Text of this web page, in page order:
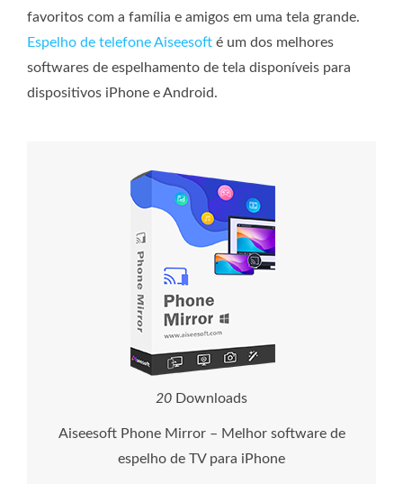
favoritos com a família e amigos em uma tela grande.
Espelho de telefone Aiseesoft é um dos melhores
softwares de espelhamento de tela disponíveis para
dispositivos iPhone e Android.
20 Downloads
Aiseesoft Phone Mirror – Melhor software de
espelho de TV para iPhone